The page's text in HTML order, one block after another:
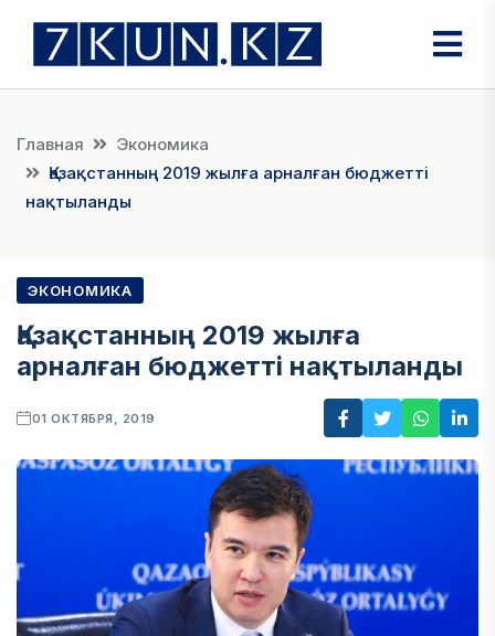
Главная
Экономика
Қазақстанның 2019 жылға арналған бюджетті
нақтыланды
ЭКОНОМИКА
Қазақстанның 2019 жылға
арналған бюджетті нақтыланды
01 ОКТЯБРЯ, 2019